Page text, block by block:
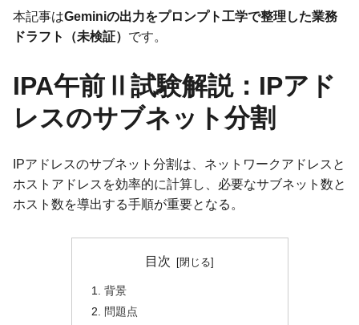
本記事はGeminiの出力をプロンプト工学で整理した業務
ドラフト（未検証） です。
IPA午前Ⅱ試験解説：IPアド
レスのサブネット分割
IPアドレスのサブネット分割は、ネットワークアドレスと
ホストアドレスを効率的に計算し、必要なサブネット数と
ホスト数を導出する手順が重要となる。
目次
背景
問題点